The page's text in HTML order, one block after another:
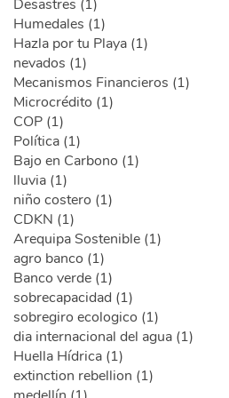
Desastres (1)
Humedales (1)
Hazla por tu Playa (1)
nevados (1)
Mecanismos Financieros (1)
Microcrédito (1)
COP (1)
Política (1)
Bajo en Carbono (1)
lluvia (1)
niño costero (1)
CDKN (1)
Arequipa Sostenible (1)
agro banco (1)
Banco verde (1)
sobrecapacidad (1)
sobregiro ecologico (1)
dia internacional del agua (1)
Huella Hídrica (1)
extinction rebellion (1)